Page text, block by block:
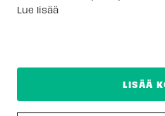
Lue lisää
LISÄÄ